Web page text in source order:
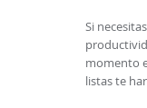
Si
momento
listas te